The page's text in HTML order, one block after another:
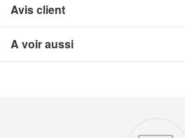
Avis client
A voir aussi